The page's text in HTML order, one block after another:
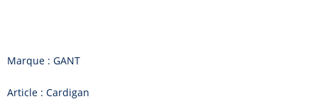
Marque : GANT
Article : Cardigan